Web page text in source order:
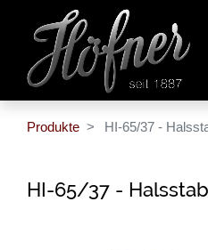
Produkte HI-65/37 -
HI-65/37 -